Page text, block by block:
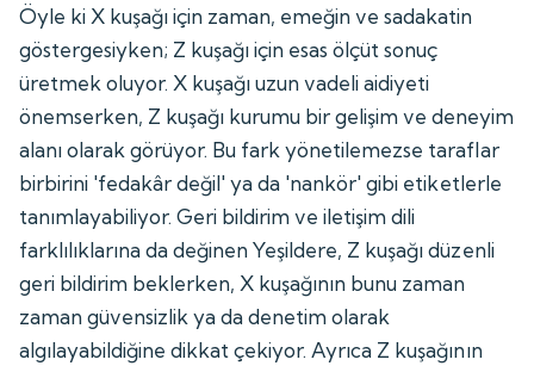
Öyle ki X kuşağı için zaman, emeğin ve sadakatin
göstergesiyken; Z kuşağı için esas ölçüt sonuç
üretmek oluyor. X kuşağı uzun vadeli aidiyeti
önemserken, Z kuşağı kurumu bir gelişim ve deneyim
alanı olarak görüyor. Bu fark yönetilemezse taraflar
birbirini 'fedakâr değil' ya da 'nankör' gibi etiketlerle
tanımlayabiliyor. Geri bildirim ve iletişim dili
farklılıklarına da değinen Yeşildere, Z kuşağı düzenli
geri bildirim beklerken, X kuşağının bunu zaman
zaman güvensizlik ya da denetim olarak
algılayabildiğine dikkat çekiyor. Ayrıca Z kuşağının